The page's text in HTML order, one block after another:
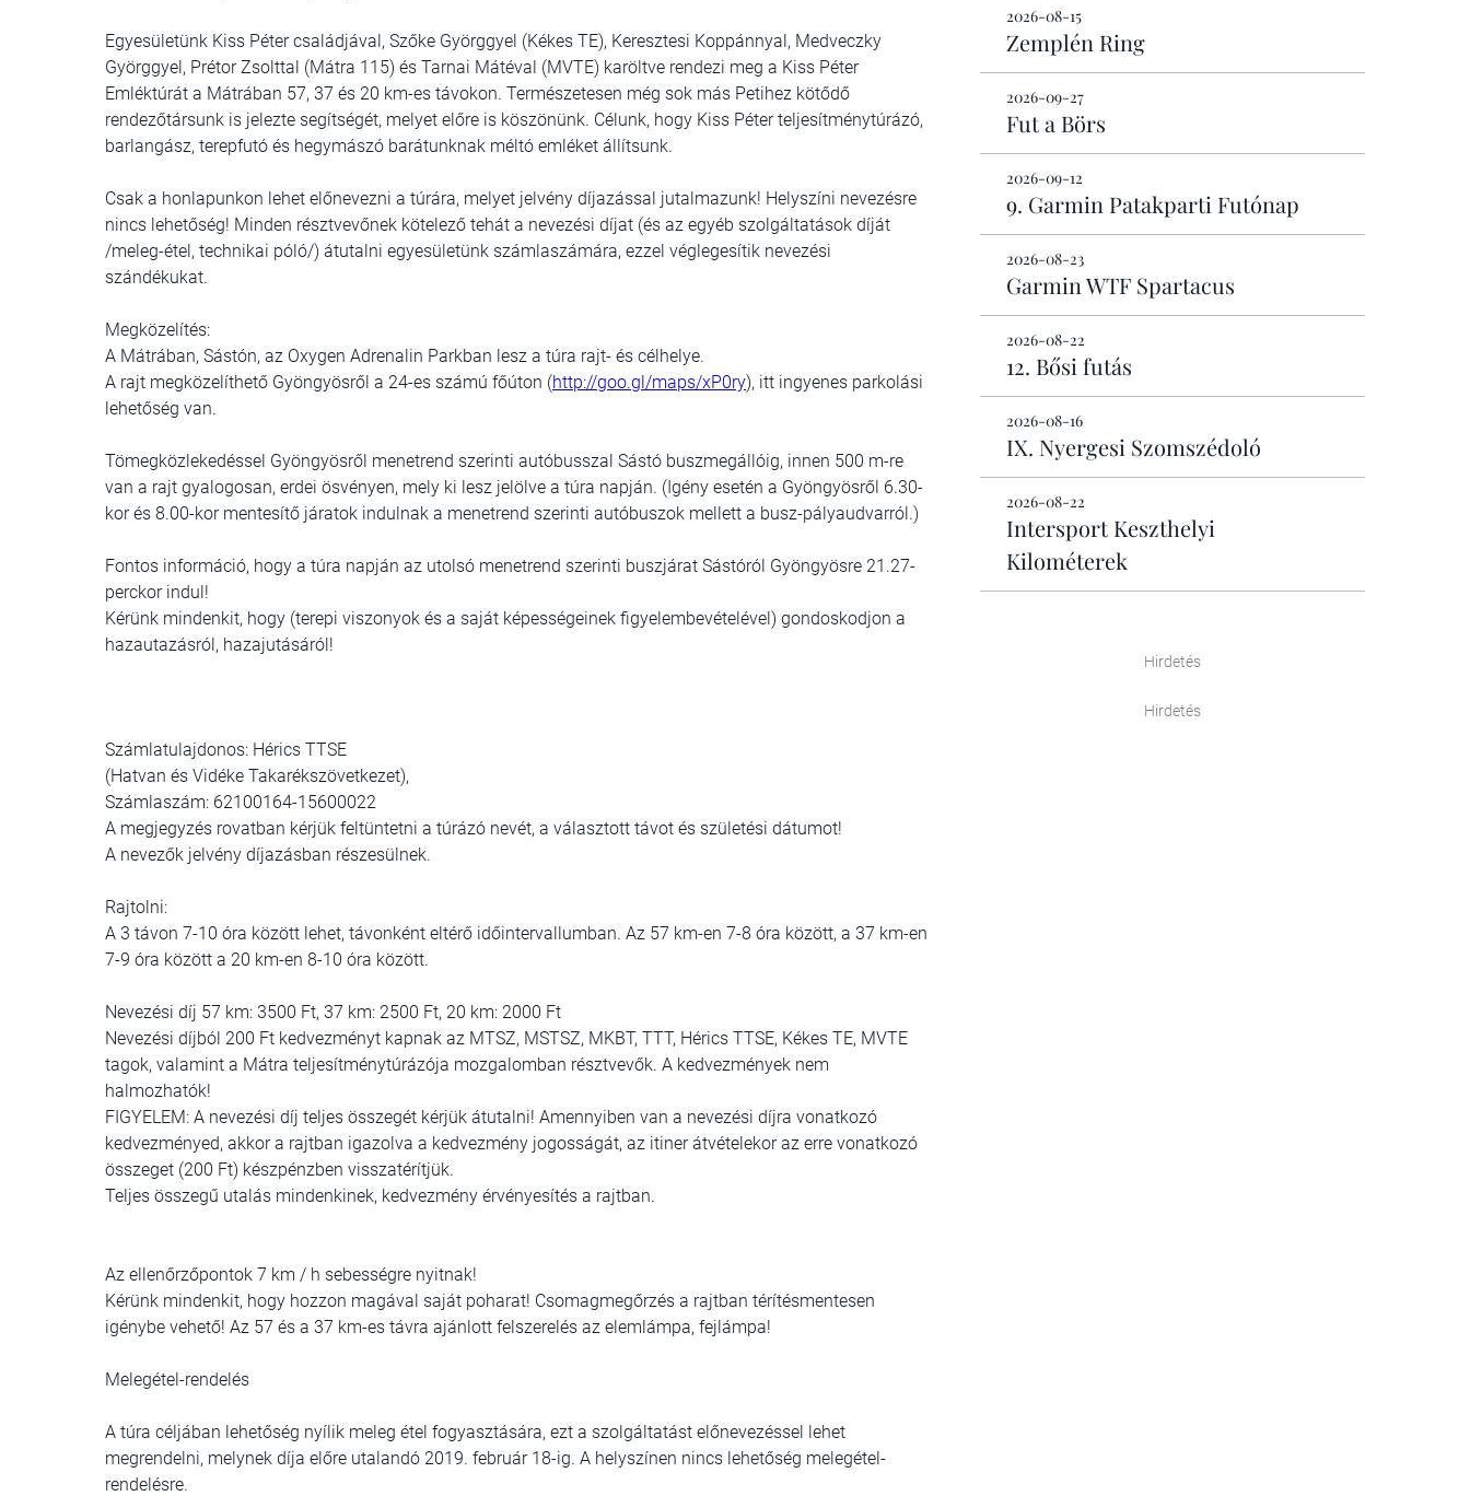
Egyesületünk Kiss Péter családjával, Szőke Györggyel (Kékes TE), Keresztesi Koppánnyal, Medveczky
Györggyel, Prétor Zsolttal (Mátra 115) és Tarnai Mátéval (MVTE) karöltve rendezi meg a Kiss Péter
Emléktúrát a Mátrában 57, 37 és 20 km-es távokon. Természetesen még sok más Petihez kötődő
rendezőtársunk is jelezte segítségét, melyet előre is köszönünk. Célunk, hogy Kiss Péter teljesítménytúrázó,
barlangász, terepfutó és hegymászó barátunknak méltó emléket állítsunk.
Csak a honlapunkon lehet előnevezni a túrára, melyet jelvény díjazással jutalmazunk! Helyszíni nevezésre
nincs lehetőség! Minden résztvevőnek kötelező tehát a nevezési díjat (és az egyéb szolgáltatások díját
/meleg-étel, technikai póló/) átutalni egyesületünk számlaszámára, ezzel véglegesítik nevezési
szándékukat.
Megközelítés:
A Mátrában, Sástón, az Oxygen Adrenalin Parkban lesz a túra rajt- és célhelye.
A rajt megközelíthető Gyöngyösről a 24-es számú főúton (http://goo.gl/maps/xP0ry), itt ingyenes parkolási
lehetőség van.
Tömegközlekedéssel Gyöngyösről menetrend szerinti autóbusszal Sástó buszmegállóig, innen 500 m-re
van a rajt gyalogosan, erdei ösvényen, mely ki lesz jelölve a túra napján. (Igény esetén a Gyöngyösről 6.30-
kor és 8.00-kor mentesítő járatok indulnak a menetrend szerinti autóbuszok mellett a busz-pályaudvarról.)
Fontos információ, hogy a túra napján az utolsó menetrend szerinti buszjárat Sástóról Gyöngyösre 21.27-
perckor indul!
Kérünk mindenkit, hogy (terepi viszonyok és a saját képességeinek figyelembevételével) gondoskodjon a
hazautazásról, hazajutásáról!
Számlatulajdonos: Hérics TTSE
(Hatvan és Vidéke Takarékszövetkezet),
Számlaszám: 62100164-15600022
A megjegyzés rovatban kérjük feltüntetni a túrázó nevét, a választott távot és születési dátumot!
A nevezők jelvény díjazásban részesülnek.
Rajtolni:
A 3 távon 7-10 óra között lehet, távonként eltérő időintervallumban. Az 57 km-en 7-8 óra között, a 37 km-en
7-9 óra között a 20 km-en 8-10 óra között.
Nevezési díj 57 km: 3500 Ft, 37 km: 2500 Ft, 20 km: 2000 Ft
Nevezési díjból 200 Ft kedvezményt kapnak az MTSZ, MSTSZ, MKBT, TTT, Hérics TTSE, Kékes TE, MVTE
tagok, valamint a Mátra teljesítménytúrázója mozgalomban résztvevők. A kedvezmények nem
halmozhatók!
FIGYELEM: A nevezési díj teljes összegét kérjük átutalni! Amennyiben van a nevezési díjra vonatkozó
kedvezményed, akkor a rajtban igazolva a kedvezmény jogosságát, az itiner átvételekor az erre vonatkozó
összeget (200 Ft) készpénzben visszatérítjük.
Teljes összegű utalás mindenkinek, kedvezmény érvényesítés a rajtban.
Az ellenőrzőpontok 7 km / h sebességre nyitnak!
Kérünk mindenkit, hogy hozzon magával saját poharat! Csomagmegőrzés a rajtban térítésmentesen
igénybe vehető! Az 57 és a 37 km-es távra ajánlott felszerelés az elemlámpa, fejlámpa!
Melegétel-rendelés
A túra céljában lehetőség nyílik meleg étel fogyasztására, ezt a szolgáltatást előnevezéssel lehet
megrendelni, melynek díja előre utalandó 2019. február 18-ig. A helyszínen nincs lehetőség melegétel-
rendelésre.
2026-08-15
Zemplén Ring
2026-09-27
Fut a Börs
2026-09-12
9. Garmin Patakparti Futónap
2026-08-23
Garmin WTF Spartacus
2026-08-22
12. Bősi futás
2026-08-16
IX. Nyergesi Szomszédoló
2026-08-22
Intersport Keszthelyi
Kilométerek
Hirdetés
Hirdetés